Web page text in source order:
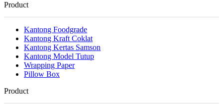
Product
Kantong Foodgrade
Kantong Kraft Coklat
Kantong Kertas Samson
Kantong Model Tutup
Wrapping Paper
Pillow Box
Product